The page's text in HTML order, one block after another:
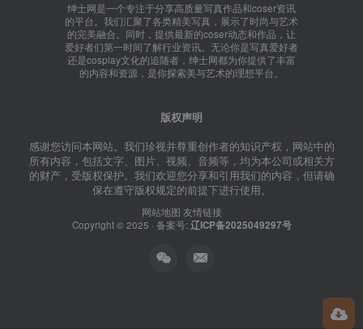
绅士网是一个专注于分享高质量写真作品和coser资讯
的平台。我们汇聚了各类精美写真，展示了时尚与艺术
的完美融合。同时，提供最新的coser动态和作品，让
爱好者们第一时间了解行业资讯。无论你是写真爱好者
还是cosplay文化的追随者，绅士网都为你提供了丰富
的内容和资源，是你探索美与艺术的理想平台。
版权声明
感谢您访问本网站。我们珍视并尊重创作者的知识产权，网站中的
所有内容，包括文字、图片、视频、音频等，均为本公司或相关方
的财产，受版权保护。我们欢迎您分享和引用我们的内容，但请确
保在遵守版权规定的前提下进行使用。
网站地图 友情链接
Copyright © 2025 · 备案号: 辽ICP备2025049297号